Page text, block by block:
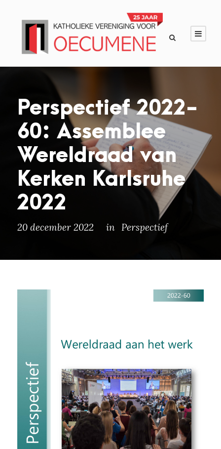
Perspectief 2022-
60: Assemblee
Wereldraad van
Kerken Karlsruhe
2022
20 december 2022 in Perspectief